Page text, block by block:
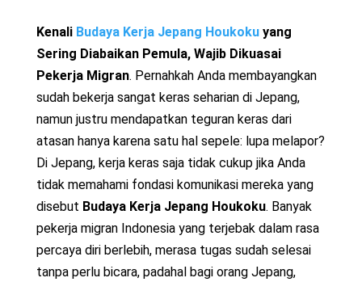
Kenali Budaya Kerja Jepang Houkokuyang
Sering Diabaikan Pemula, Wajib Dikuasai
Pekerja Migran. Pernahkah Anda membayangkan
sudah bekerja sangat keras seharian di Jepang,
namun justru mendapatkan teguran keras dari
atasan hanya karena satu hal sepele: lupa melapor?
Di Jepang, kerja keras saja tidak cukup jika Anda
tidak memahami fondasi komunikasi mereka yang
disebut Budaya Kerja Jepang Houkoku. Banyak
pekerja migran Indonesia yang terjebak dalam rasa
percaya diri berlebih, merasa tugas sudah selesai
tanpa perlu bicara, padahal bagi orang Jepang,